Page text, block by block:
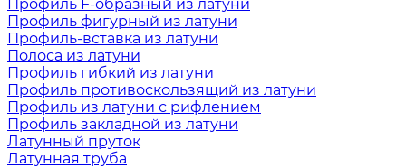
Профиль F-образный из латуни
Профиль фигурный из латуни
Профиль-вставка из латуни
Полоса из латуни
Профиль гибкий из латуни
Профиль противоскользящий из латуни
Профиль из латуни с рифлением
Профиль закладной из латуни
Латунный пруток
Латунная труба